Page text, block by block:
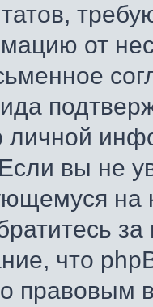
от
личной
вы не
что
правовым